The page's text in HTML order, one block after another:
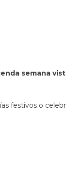
semana
festivos o